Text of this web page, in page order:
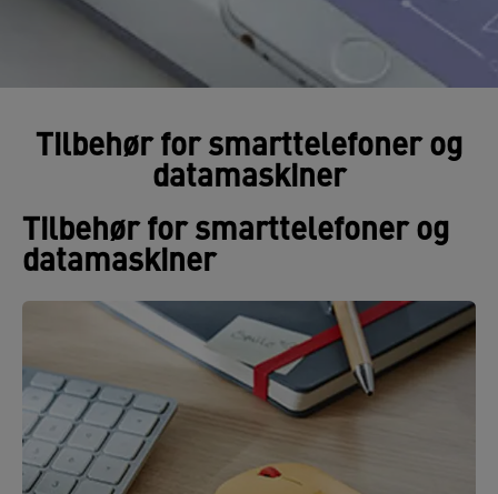
Tilbehør for smarttelefoner og
datamaskiner
Tilbehør for smarttelefoner og
datamaskiner